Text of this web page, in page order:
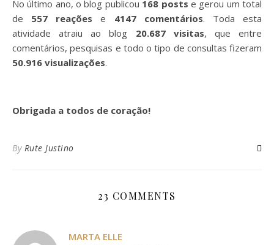
No último ano, o blog publicou 168 posts e gerou um total
de 557 reações e 4147comentários. Toda esta
atividade atraiu ao blog 20.687visitas, que entre
comentários, pesquisas e todo o tipo de consultas fizeram
50.916 visualizações.
Obrigada a todos de coração!
By Rute Justino
23 COMMENTS
MARTA ELLE